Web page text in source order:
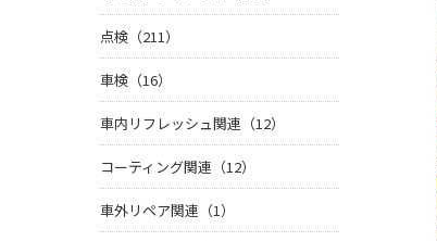
点検（211）
車検（16）
車内リフレッシュ関連（12）
コーティング関連（12）
車外リペア関連（1）